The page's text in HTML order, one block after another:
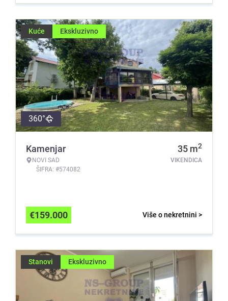
Kuće Ekskluzivno
360°
Kamenjar
NOVI SAD
ŠIFRA: #574082
35 m2
VIKENDICA
Više o nekretnini >
€159.000
Stanovi Ekskluzivno